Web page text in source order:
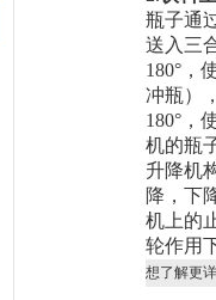
瓶子通
送入三
180°，
冲瓶）
180°，
机的瓶
升降机
降，下
机上的
轮作用
想了解更